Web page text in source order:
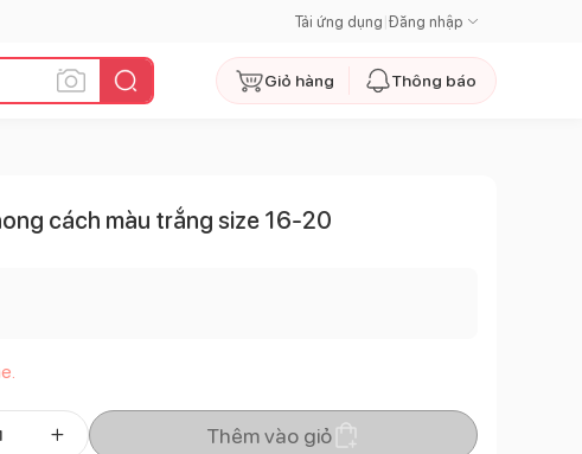
Tải ứng dụng Đăng nhập
Giỏ hàng Thông báo
cách màu trắng size 16-20
Thêm vào giỏ